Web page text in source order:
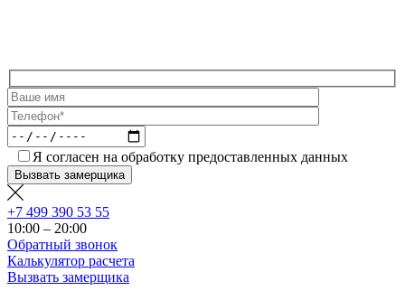
Я согласен на обработку предоставленных данных
+7 499 390 53 55
10:00 – 20:00
Обратный звонок
Калькулятор расчета
Вызвать замерщика